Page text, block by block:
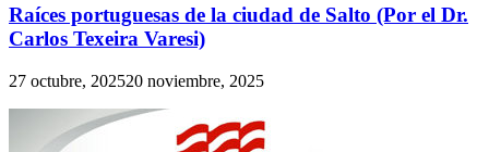
Raíces portuguesas de la ciudad de Salto (Por el Dr.
Carlos Texeira Varesi)
27 octubre, 202520 noviembre, 2025